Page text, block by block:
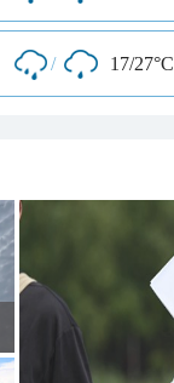
/ 17/27°C